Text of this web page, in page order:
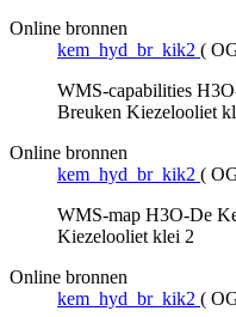
Online bronnen
kem_hyd_br_kik2 (
WMS-capabilities
Breuken Kiezelooliet
Online bronnen
kem_hyd_br_kik2 (
WMS-map H3O-De
Kiezelooliet klei 2
Online bronnen
kem_hyd_br_kik2 (